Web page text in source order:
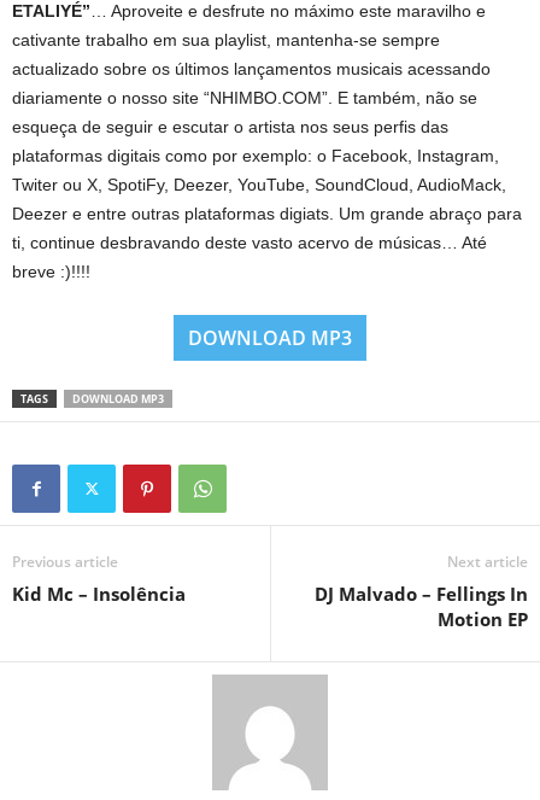
ETALIYÉ” … Aproveite e desfrute no máximo este maravilho e
cativante trabalho em sua playlist, mantenha-se sempre
actualizado sobre os últimos lançamentos musicais acessando
diariamente o nosso site “NHIMBO.COM”. E também, não se
esqueça de seguir e escutar o artista nos seus perfis das
plataformas digitais como por exemplo: o Facebook, Instagram,
Twiter ou X, SpotiFy, Deezer, YouTube, SoundCloud, AudioMack,
Deezer e entre outras plataformas digiats. Um grande abraço para
ti, continue desbravando deste vasto acervo de músicas… Até
breve :)!!!!
DOWNLOAD MP3
TAGS DOWNLOAD MP3
Previous article
Kid Mc – Insolência
Next article
DJ Malvado – Fellings In
Motion EP